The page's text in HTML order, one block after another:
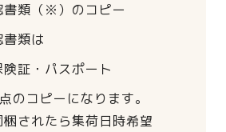
書類（※）のコピー
類は
証・パスポート
のコピーになります。
されたら集荷日時希望